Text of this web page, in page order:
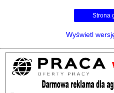
Strona
Wyświetl